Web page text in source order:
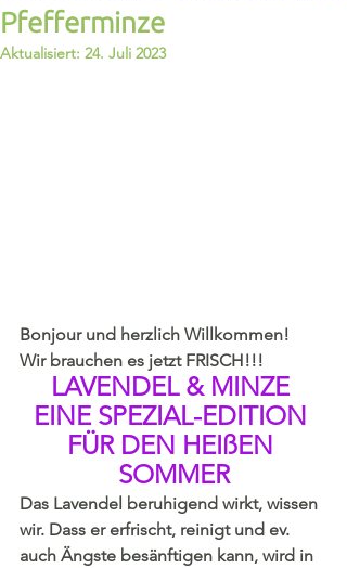
Pfefferminze
Aktualisiert: 24. Juli 2023
Bonjour und herzlich Willkommen!
Wir brauchen es jetzt FRISCH!!!
LAVENDEL & MINZE
EINE SPEZIAL-EDITION
FÜR DEN HEIßEN
SOMMER
Das Lavendel beruhigend wirkt, wissen
wir. Dass er erfrischt, reinigt und ev.
auch Ängste besänftigen kann, wird in